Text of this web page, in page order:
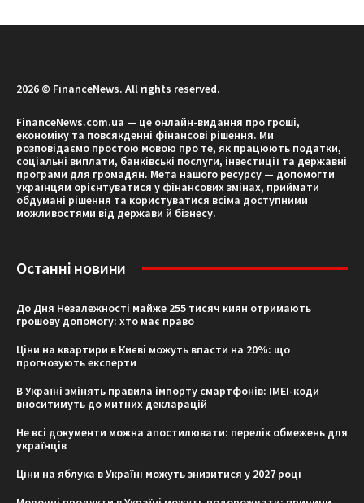
2026 © FinanceNews. All rights reserved.
FinanceNews.com.ua — це онлайн-видання про гроші,
економіку та повсякденні фінансові рішення. Ми
розповідаємо простою мовою про те, як працюють податки,
соціальні виплати, банківські послуги, інвестиції та державні
програми для громадян. Мета нашого ресурсу — допомогти
українцям орієнтуватися у фінансових змінах, приймати
обдумані рішення та користуватися всіма доступними
можливостями від держави й бізнесу.
Останні новини
До Дня Незалежності майже 255 тисяч киян отримають
грошову допомогу: хто має право
Ціни на квартири в Києві можуть впасти на 20%: що
прогнозують експерти
В Україні змінять правила імпорту смартфонів: IMEI-коди
вноситимуть до митних декларацій
Не всі документи можна апостилювати: перелік обмежень для
українців
Ціни на яблука в Україні можуть знизитися у 2027 році